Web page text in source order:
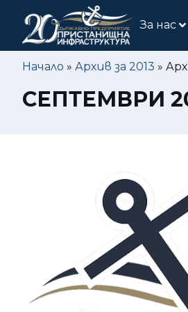
За нас
Начало » Архив за 2013 »
СЕПТЕМВРИ